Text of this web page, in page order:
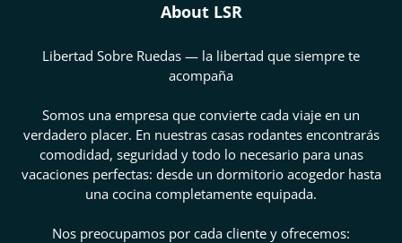
About LSR
Libertad Sobre Ruedas — la libertad que siempre te
acompaña
Somos una empresa que convierte cada viaje en un
verdadero placer. En nuestras casas rodantes encontrarás
comodidad, seguridad y todo lo necesario para unas
vacaciones perfectas: desde un dormitorio acogedor hasta
una cocina completamente equipada.
Nos preocupamos por cada cliente y ofrecemos: